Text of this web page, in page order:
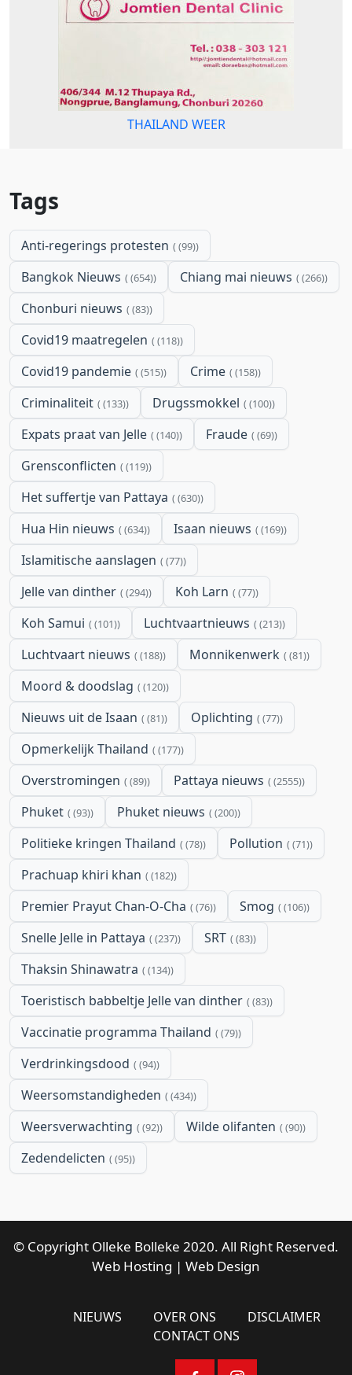
THAILAND WEER
Tags
Anti-regerings protesten (99)
Bangkok Nieuws (654) Chiang mai nieuws (266)
Chonburi nieuws (83)
Covid19 maatregelen (118)
Covid19 pandemie (515) Crime (158)
Criminaliteit (133) Drugssmokkel (100)
Expats praat van Jelle (140) Fraude (69)
Grensconflicten (119)
Het suffertje van Pattaya (630)
Hua Hin nieuws (634) Isaan nieuws (169)
Islamitische aanslagen (77)
Jelle van dinther (294) Koh Larn (77)
Koh Samui (101) Luchtvaartnieuws (213)
Luchtvaart nieuws (188) Monnikenwerk (81)
Moord & doodslag (120)
Nieuws uit de Isaan (81) Oplichting (77)
Opmerkelijk Thailand (177)
Overstromingen (89) Pattaya nieuws (2555)
Phuket (93) Phuket nieuws (200)
Politieke kringen Thailand (78) Pollution (71)
Prachuap khiri khan (182)
Premier Prayut Chan-O-Cha (76) Smog (106)
Snelle Jelle in Pattaya (237) SRT (83)
Thaksin Shinawatra (134)
Toeristisch babbeltje Jelle van dinther (83)
Vaccinatie programma Thailand (79)
Verdrinkingsdood (94)
Weersomstandigheden (434)
Weersverwachting (92) Wilde olifanten (90)
Zedendelicten (95)
© Copyright Olleke Bolleke 2020. All Right Reserved.
Web Hosting | Web Design
NIEUWS OVER ONS
DISCLAIMER
CONTACT ONS